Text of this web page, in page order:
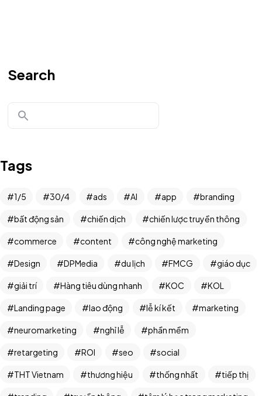
Search
Tags
1/5 30/4 ads AI app branding
bất động sản chiến dịch chiến lược truyền thông
commerce content công nghệ marketing
Design DPMedia du lịch FMCG giáo dục
giải trí Hàng tiêu dùng nhanh KOC KOL
Landing page lao động lễ kí kết marketing
neuromarketing nghỉ lễ phần mềm
retargeting ROI seo social
THT Vietnam thương hiệu thống nhất tiếp thị